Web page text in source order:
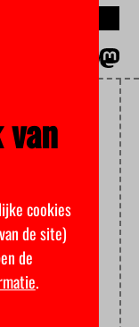
cookies
de site)
de
.